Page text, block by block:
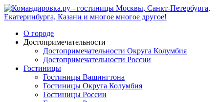
О городе
Достопримечательности
Достопримечательности Округа Колумбия
Достопримечательности России
Гостиницы
Гостиницы Вашингтона
Гостиницы Округа Колумбия
Гостиницы России